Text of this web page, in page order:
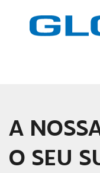
A
O SEU